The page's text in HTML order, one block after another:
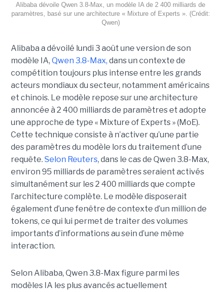
Alibaba dévoile Qwen 3.8-Max, un modèle IA de 2 400 milliards de
paramètres, basé sur une architecture « Mixture of Experts ». (Crédit:
Qwen)
Alibaba a dévoilé lundi 3 août une version de son
modèle IA, Qwen 3.8-Max, dans un contexte de
compétition toujours plus intense entre les grands
acteurs mondiaux du secteur, notamment américains
et chinois. Le modèle repose sur une architecture
annoncée à 2 400 milliards de paramètres et adopte
une approche de type « Mixture of Experts » (MoE).
Cette technique consiste à n’activer qu’une partie
des paramètres du modèle lors du traitement d’une
requête. Selon Reuters, dans le cas de Qwen 3.8-Max,
environ 95 milliards de paramètres seraient activés
simultanément sur les 2 400 milliards que compte
l’architecture complète. Le modèle disposerait
également d’une fenêtre de contexte d’un million de
tokens, ce qui lui permet de traiter des volumes
importants d’informations au sein d’une même
interaction.
Selon Alibaba, Qwen 3.8-Max figure parmi les
modèles IA les plus avancés actuellement